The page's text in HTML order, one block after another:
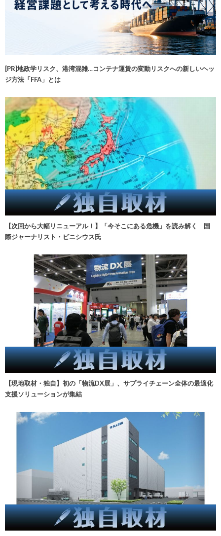
[PR]地政学リスク、港湾混雑…コンテナ運賃の変動リスクへの新しいヘッ
ジ方法「FFA」とは
【次回から大幅リニューアル！】「今そこにある危機」を読み解く 国
際ジャーナリスト・ビニシウス氏
【現地取材・独自】初の「物流DX展」、サプライチェーン全体の最適化
支援ソリューションが集結